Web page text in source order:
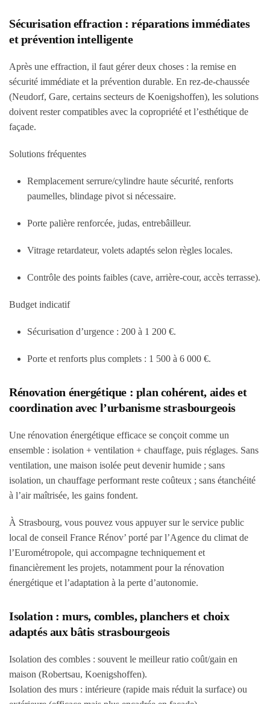
Sécurisation effraction : réparations immédiates
et prévention intelligente
Après une effraction, il faut gérer deux choses : la remise en
sécurité immédiate et la prévention durable. En rez-de-chaussée
(Neudorf, Gare, certains secteurs de Koenigshoffen), les solutions
doivent rester compatibles avec la copropriété et l’esthétique de
façade.
Solutions fréquentes
Remplacement serrure/cylindre haute sécurité, renforts
paumelles, blindage pivot si nécessaire.
Porte palière renforcée, judas, entrebâilleur.
Vitrage retardateur, volets adaptés selon règles locales.
Contrôle des points faibles (cave, arrière-cour, accès terrasse).
Budget indicatif
Sécurisation d’urgence : 200 à 1 200 €.
Porte et renforts plus complets : 1 500 à 6 000 €.
Rénovation énergétique : plan cohérent, aides et
coordination avec l’urbanisme strasbourgeois
Une rénovation énergétique efficace se conçoit comme un
ensemble : isolation + ventilation + chauffage, puis réglages. Sans
ventilation, une maison isolée peut devenir humide ; sans
isolation, un chauffage performant reste coûteux ; sans étanchéité
à l’air maîtrisée, les gains fondent.
À Strasbourg, vous pouvez vous appuyer sur le service public
local de conseil France Rénov’ porté par l’Agence du climat de
l’Eurométropole, qui accompagne techniquement et
financièrement les projets, notamment pour la rénovation
énergétique et l’adaptation à la perte d’autonomie.
Isolation : murs, combles, planchers et choix
adaptés aux bâtis strasbourgeois
Isolation des combles : souvent le meilleur ratio coût/gain en
maison (Robertsau, Koenigshoffen).
Isolation des murs : intérieure (rapide mais réduit la surface) ou